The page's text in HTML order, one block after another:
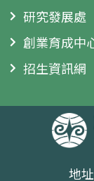
研究發展處
創業育成中
招生資訊網
地